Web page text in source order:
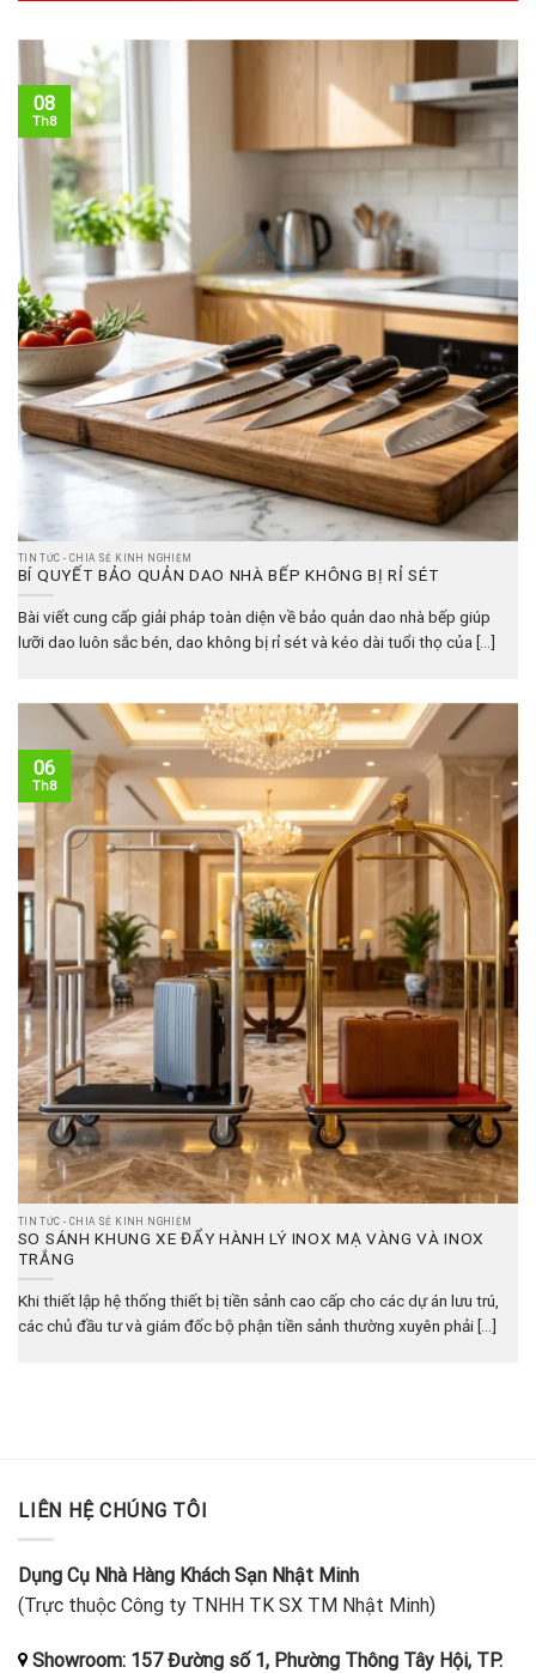
TIN TỨC - CHIA SẺ KINH NGHIỆM
BÍ QUYẾT BẢO QUẢN DAO NHÀ BẾP KHÔNG BỊ RỈ SÉT
Bài viết cung cấp giải pháp toàn diện về bảo quản dao nhà bếp giúp
lưỡi dao luôn sắc bén, dao không bị rỉ sét và kéo dài tuổi thọ của [...]
08
Th8
TIN TỨC - CHIA SẺ KINH NGHIỆM
SO SÁNH KHUNG XE ĐẨY HÀNH LÝ INOX MẠ VÀNG VÀ INOX
TRẮNG
Khi thiết lập hệ thống thiết bị tiền sảnh cao cấp cho các dự án lưu trú,
các chủ đầu tư và giám đốc bộ phận tiền sảnh thường xuyên phải [...]
06
Th8
LIÊN HỆ CHÚNG TÔI
Dụng Cụ Nhà Hàng Khách Sạn Nhật Minh
(Trực thuộc Công ty TNHH TK SX TM Nhật Minh)
Showroom: 157 Đường số 1, Phường Thông Tây Hội, TP.